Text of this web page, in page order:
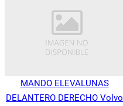
MANDO ELEVALUNAS
DELANTERO DERECHO Volvo